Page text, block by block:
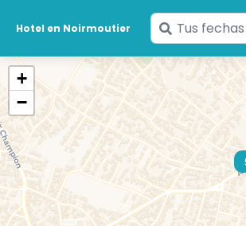
Hotel en Noirmoutier
Ingresa
tus
fechas
+
−